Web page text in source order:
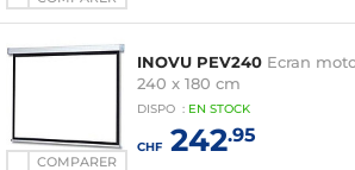
COMPARER
INOVU PEV240 Ecran
240 x 180 cm
DISPO : EN STOCK
CHF242.95